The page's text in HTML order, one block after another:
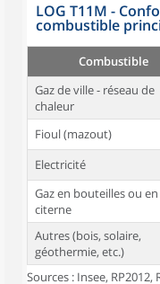
LOG T11M -
combustible
Combustible
Gaz de ville - réseau de
chaleur
Fioul (mazout)
Electricité
Gaz en bouteilles ou en
citerne
Autres (bois, solaire,
géothermie, etc.)
Sources : Insee,